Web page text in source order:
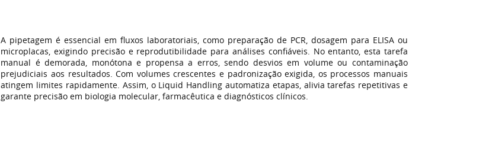
A pipetagem é essencial em fluxos laboratoriais, como preparação de PCR, dosagem para ELISA ou
microplacas, exigindo precisão e reprodutibilidade para análises confiáveis. No entanto, esta tarefa
manual é demorada, monótona e propensa a erros, sendo desvios em volume ou contaminação
prejudiciais aos resultados. Com volumes crescentes e padronização exigida, os processos manuais
atingem limites rapidamente. Assim, o Liquid Handling automatiza etapas, alivia tarefas repetitivas e
garante precisão em biologia molecular, farmacêutica e diagnósticos clínicos.